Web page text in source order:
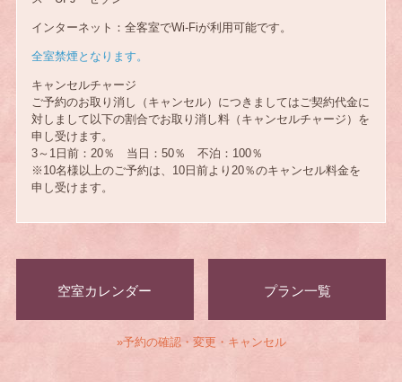
インターネット：全客室でWi-Fiが利用可能です。
全室禁煙となります。
キャンセルチャージ
ご予約のお取り消し（キャンセル）につきましてはご契約代金に
対しまして以下の割合でお取り消し料（キャンセルチャージ）を
申し受けます。
3～1日前：20％ 当日：50％ 不泊：100％
※10名様以上のご予約は、10日前より20％のキャンセル料金を
申し受けます。
空室カレンダー プラン一覧
»予約の確認・変更・キャンセル